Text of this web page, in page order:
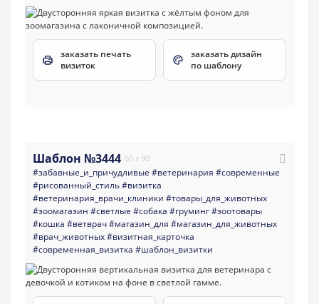
заказать печать
визиток
заказать дизайн
по шаблону
Шаблон №3444 50 x 90
#забавные_и_причудливые #ветеринария #современные
#рисованный_стиль#визитка
#ветеринария_врачи_клиники #товары_для_животных
#зоомагазин #светлые #собака #груминг#зоотовары
#кошка #ветврач#магазин_для #магазин_для_животных
#врач_животных#визитная_карточка
#современная_визитка #шаблон_визитки